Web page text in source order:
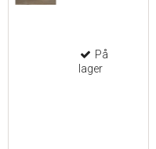
På
lager